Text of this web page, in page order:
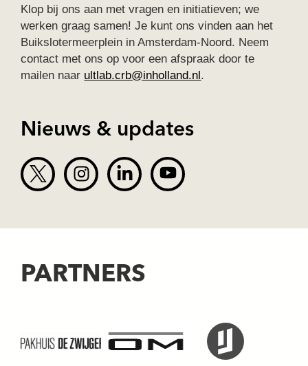
Klop bij ons aan met vragen en initiatieven; we
werken graag samen! Je kunt ons vinden aan het
Buikslotermeerplein in Amsterdam-Noord. Neem
contact met ons op voor een afspraak door te
mailen naar ultlab.crb@inholland.nl.
Nieuws & updates
PARTNERS